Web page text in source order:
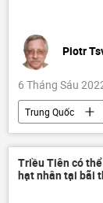
Piotr
6 Tháng Sáu
Trung Quốc
Tác giả
Thế giới
Triều Tiên có
hạt nhân tại bãi